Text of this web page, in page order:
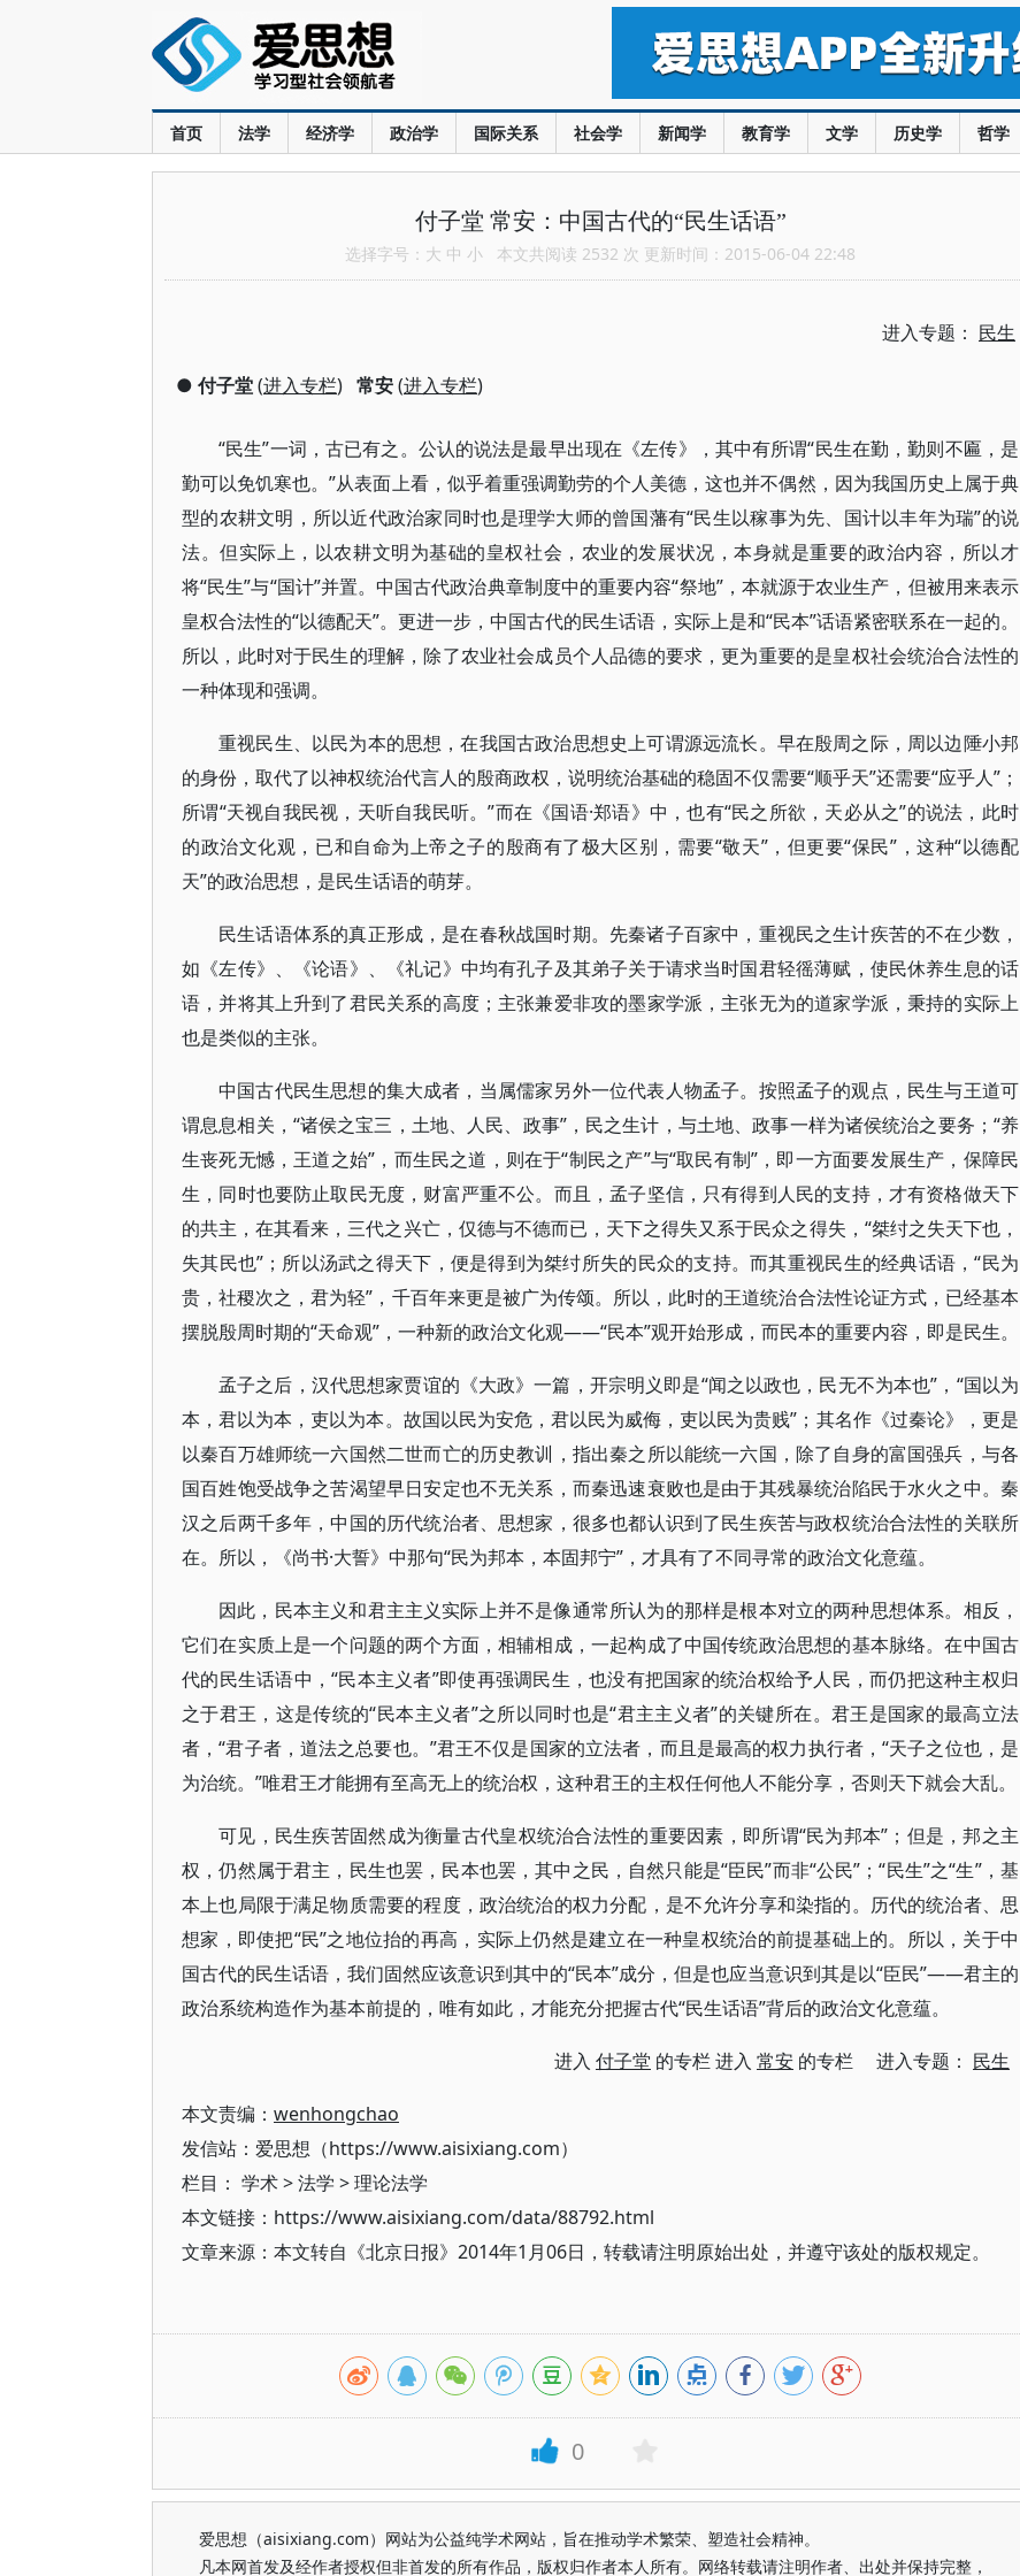
首页 法学 经济学 政治学 国际关系 社会学 新闻学 教育学 文学 历史学 哲学
付子堂 常安：中国古代的“民生话语”
选择字号： 大 中 小 本文共阅读 2532 次 更新时间：2015-06-04 22:48
进入专题： 民生
● 付子堂(进入专栏) 常安(进入专栏)
“民生”一词，古已有之。公认的说法是最早出现在《左传》，其中有所谓“民生在勤，勤则不匾，是
勤可以免饥寒也。”从表面上看，似乎着重强调勤劳的个人美德，这也并不偶然，因为我国历史上属于典
型的农耕文明，所以近代政治家同时也是理学大师的曾国藩有“民生以稼事为先、国计以丰年为瑞”的说
法。但实际上，以农耕文明为基础的皇权社会，农业的发展状况，本身就是重要的政治内容，所以才
将“民生”与“国计”并置。中国古代政治典章制度中的重要内容“祭地”，本就源于农业生产，但被用来表示
皇权合法性的“以德配天”。更进一步，中国古代的民生话语，实际上是和“民本”话语紧密联系在一起的。
所以，此时对于民生的理解，除了农业社会成员个人品德的要求，更为重要的是皇权社会统治合法性的
一种体现和强调。
重视民生、以民为本的思想，在我国古政治思想史上可谓源远流长。早在殷周之际，周以边陲小邦
的身份，取代了以神权统治代言人的殷商政权，说明统治基础的稳固不仅需要“顺乎天”还需要“应乎人”；
所谓“天视自我民视，天听自我民听。”而在《国语·郑语》中，也有“民之所欲，天必从之”的说法，此时
的政治文化观，已和自命为上帝之子的殷商有了极大区别，需要“敬天”，但更要“保民”，这种“以德配
天”的政治思想，是民生话语的萌芽。
民生话语体系的真正形成，是在春秋战国时期。先秦诸子百家中，重视民之生计疾苦的不在少数，
如《左传》、《论语》、《礼记》中均有孔子及其弟子关于请求当时国君轻徭薄赋，使民休养生息的话
语，并将其上升到了君民关系的高度；主张兼爱非攻的墨家学派，主张无为的道家学派，秉持的实际上
也是类似的主张。
中国古代民生思想的集大成者，当属儒家另外一位代表人物孟子。按照孟子的观点，民生与王道可
谓息息相关，“诸侯之宝三，土地、人民、政事”，民之生计，与土地、政事一样为诸侯统治之要务；“养
生丧死无憾，王道之始”，而生民之道，则在于“制民之产”与“取民有制”，即一方面要发展生产，保障民
生，同时也要防止取民无度，财富严重不公。而且，孟子坚信，只有得到人民的支持，才有资格做天下
的共主，在其看来，三代之兴亡，仅德与不德而已，天下之得失又系于民众之得失，“桀纣之失天下也，
失其民也”；所以汤武之得天下，便是得到为桀纣所失的民众的支持。而其重视民生的经典话语，“民为
贵，社稷次之，君为轻”，千百年来更是被广为传颂。所以，此时的王道统治合法性论证方式，已经基本
摆脱殷周时期的“天命观”，一种新的政治文化观——“民本”观开始形成，而民本的重要内容，即是民生。
孟子之后，汉代思想家贾谊的《大政》一篇，开宗明义即是“闻之以政也，民无不为本也”，“国以为
本，君以为本，吏以为本。故国以民为安危，君以民为威侮，吏以民为贵贱”；其名作《过秦论》，更是
以秦百万雄师统一六国然二世而亡的历史教训，指出秦之所以能统一六国，除了自身的富国强兵，与各
国百姓饱受战争之苦渴望早日安定也不无关系，而秦迅速衰败也是由于其残暴统治陷民于水火之中。秦
汉之后两千多年，中国的历代统治者、思想家，很多也都认识到了民生疾苦与政权统治合法性的关联所
在。所以，《尚书·大誓》中那句“民为邦本，本固邦宁”，才具有了不同寻常的政治文化意蕴。
因此，民本主义和君主主义实际上并不是像通常所认为的那样是根本对立的两种思想体系。相反，
它们在实质上是一个问题的两个方面，相辅相成，一起构成了中国传统政治思想的基本脉络。在中国古
代的民生话语中，“民本主义者”即使再强调民生，也没有把国家的统治权给予人民，而仍把这种主权归
之于君王，这是传统的“民本主义者”之所以同时也是“君主主义者”的关键所在。君王是国家的最高立法
者，“君子者，道法之总要也。”君王不仅是国家的立法者，而且是最高的权力执行者，“天子之位也，是
为治统。”唯君王才能拥有至高无上的统治权，这种君王的主权任何他人不能分享，否则天下就会大乱。
可见，民生疾苦固然成为衡量古代皇权统治合法性的重要因素，即所谓“民为邦本”；但是，邦之主
权，仍然属于君主，民生也罢，民本也罢，其中之民，自然只能是“臣民”而非“公民”；“民生”之“生”，基
本上也局限于满足物质需要的程度，政治统治的权力分配，是不允许分享和染指的。历代的统治者、思
想家，即使把“民”之地位抬的再高，实际上仍然是建立在一种皇权统治的前提基础上的。所以，关于中
国古代的民生话语，我们固然应该意识到其中的“民本”成分，但是也应当意识到其是以“臣民”——君主的
政治系统构造作为基本前提的，唯有如此，才能充分把握古代“民生话语”背后的政治文化意蕴。
进入 付子堂 的专栏 进入 常安 的专栏 进入专题： 民生
本文责编： wenhongchao
发信站：爱思想（https://www.aisixiang.com）
栏目： 学术>法学 >理论法学
本文链接：https://www.aisixiang.com/data/88792.html
文章来源：本文转自《北京日报》2014年1月06日，转载请注明原始出处，并遵守该处的版权规定。
0
爱思想（aisixiang.com）网站为公益纯学术网站，旨在推动学术繁荣、塑造社会精神。
凡本网首发及经作者授权但非首发的所有作品，版权归作者本人所有。网络转载请注明作者、出处并保持完整，